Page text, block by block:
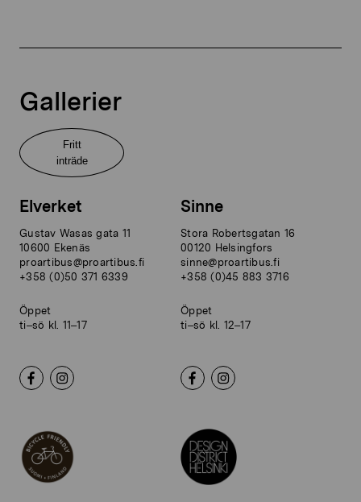
Gallerier
Fritt
inträde
Elverket
Gustav Wasas gata 11
10600 Ekenäs
proartibus@proartibus.fi
+358 (0)50 371 6339
Öppet
ti–sö kl. 11–17
Sinne
Stora Robertsgatan 16
00120 Helsingfors
sinne@proartibus.fi
+358 (0)45 883 3716
Öppet
ti–sö kl. 12–17